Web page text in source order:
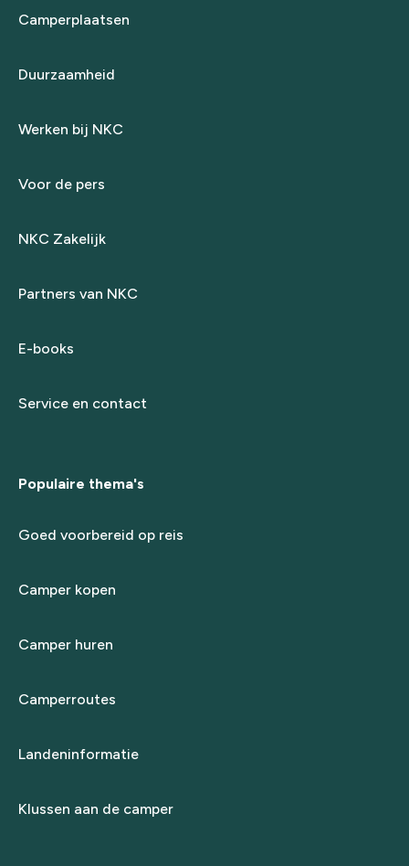
Camperplaatsen
Duurzaamheid
Werken bij NKC
Voor de pers
NKC Zakelijk
Partners van NKC
E-books
Service en contact
Populaire thema's
Goed voorbereid op reis
Camper kopen
Camper huren
Camperroutes
Landeninformatie
Klussen aan de camper